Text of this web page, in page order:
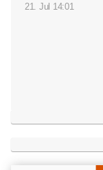
21. Jul 14:01